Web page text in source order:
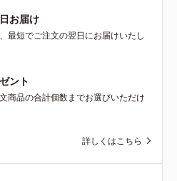
お届け
最短でご注文の翌日にお届けいたし
ント
商品の合計個数までお選びいただけ
詳しくはこちら